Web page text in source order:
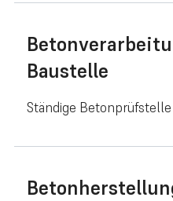
Baustelle
Ständige Betonprüfstelle